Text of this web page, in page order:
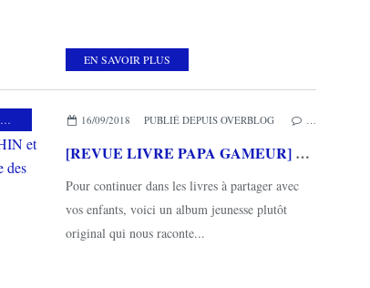
EN SAVOIR PLUS
,MES COUPS DE COEUR,L'ÉCOLE DES LOISIRS
16/09/2018 PUBLIÉ DEPUIS OVERBLOG
[REVUE LIVRE PAPA GAMEUR] ENFANCES de Marie DESPLECHIN et Claude PONTI aux éditions L'école des loisirs
Pour continuer dans les livres à partager avec
vos enfants, voici un album jeunesse plutôt
original qui nous raconte...